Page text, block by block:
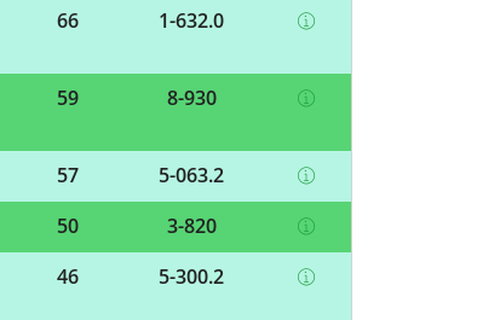
66 1-632.0
59 8-930
57
5-063.2
50
3-820
46 5-300.2